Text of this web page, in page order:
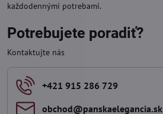
každodennými potrebami.
Potrebujete poradiť?
Kontaktujte nás
+421 915 286 729
obchod​@panskaelegancia​.sk